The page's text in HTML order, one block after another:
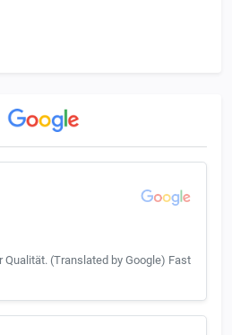
Qualität. (Translated by Google) Fast